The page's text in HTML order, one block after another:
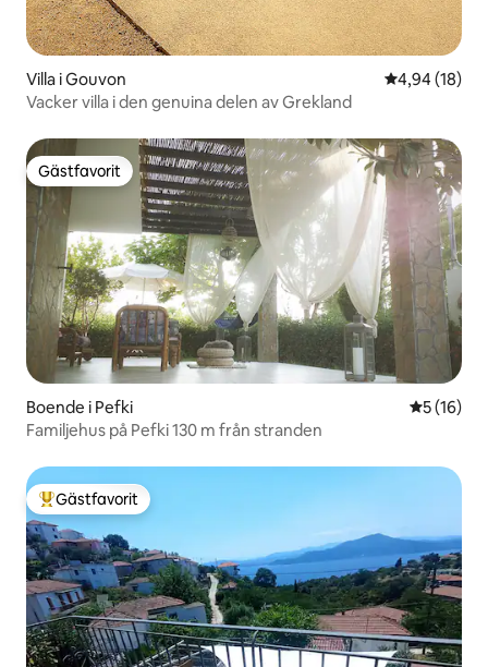
Villa i Gouvon 4,94 av 5 i
4,94 (18)
Vacker villa i den genuina delen av Grekland
Gästfavorit
Gästfavorit
Boende i Pefki 5 av 5 i
5 (16)
Familjehus på Pefki 130 m från stranden
Populär gästfavorit
Gästfavorit